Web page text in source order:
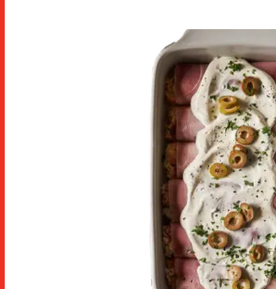
garantizan la máxima higiene,
vistosidad y atractivo del producto,
además de conservarlo perfectamente
hasta el momento de su consumo.
descubra todo un mundo en
espuña: jamón curado, embutidos,
jamón cocido, cintas e hilos, alta
charcutería, pavo, bacon y fiambres, y
formatos horeca.